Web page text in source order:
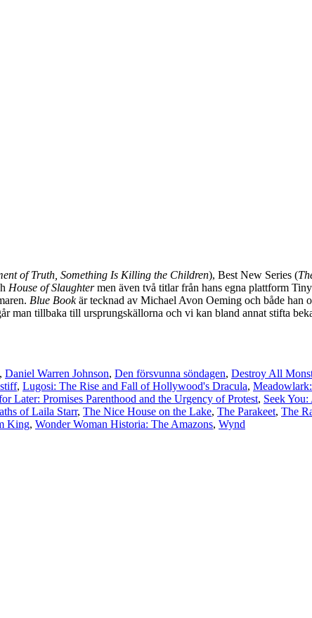
of Truth, Something Is Killing the Children), Best New Series (
House of Slaughtermen även två titlar från hans egna plattform
Blue Bookär tecknad av Michael Avon Oeming och både han
man tillbaka till ursprungskällorna och vi kan bland annat stifta
, Daniel Warren Johnson, Den försvunna söndagen, Destroy All
, Lugosi: The Rise and Fall of Hollywood's Dracula,
Later: Promises Parenthood and the Urgency of Protest, Seek
of Laila Starr, The Nice House on the Lake, The Parakeet, The
King, Wonder Woman Historia: The Amazons, Wynd